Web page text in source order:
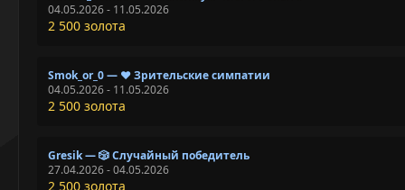
04.05.2026 - 11.05.2026
2 500 золота
Smok_or_0 — ❤️ Зрительские симпатии
04.05.2026 - 11.05.2026
2 500 золота
Gresik — 🎲 Случайный победитель
27.04.2026 - 04.05.2026
2 500 золота